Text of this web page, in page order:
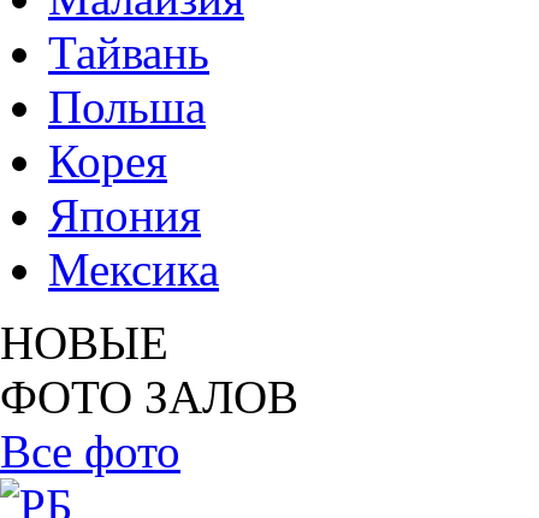
Тайвань
Польша
Корея
Япония
Мексика
НОВЫЕ
ФОТО ЗАЛОВ
Все фото